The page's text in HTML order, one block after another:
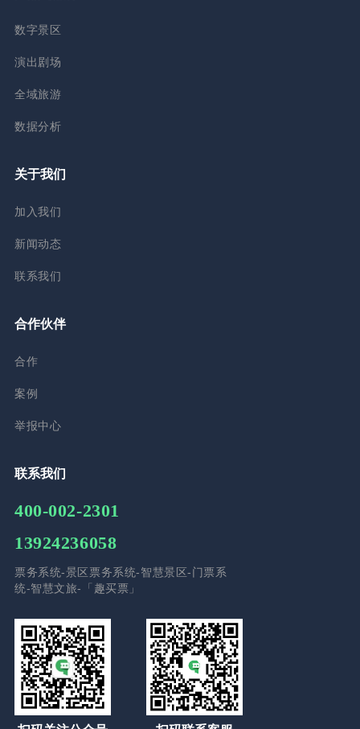
数字景区
演出剧场
全域旅游
数据分析
关于我们
加入我们
新闻动态
联系我们
合作伙伴
合作
案例
举报中心
联系我们
400-002-2301
13924236058
票务系统-景区票务系统-智慧景区-门票系
统-智慧文旅-「趣买票」